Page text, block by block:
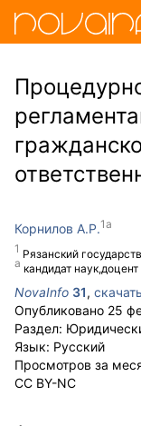
Корнилов А.Р.
Рязанский
кандидат наук,доцент
NovaInfo 31,
Опубликовано 25
Раздел:
Язык: Русский
Просмотров за
CC BY-NC